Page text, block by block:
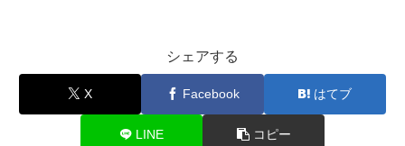
シェアする
X Facebook はてブ
LINE コピー